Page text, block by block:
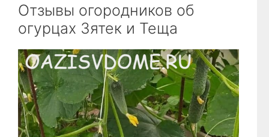
Отзывы огородников об
огурцах Зятек и Теща